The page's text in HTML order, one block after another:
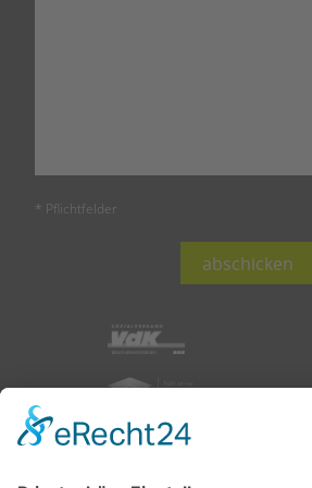
* Pflichtfelder
abschicken